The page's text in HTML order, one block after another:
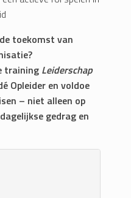
toekomst van
training Leiderschap
Opleider en voldoe
– niet alleen op
gedrag en